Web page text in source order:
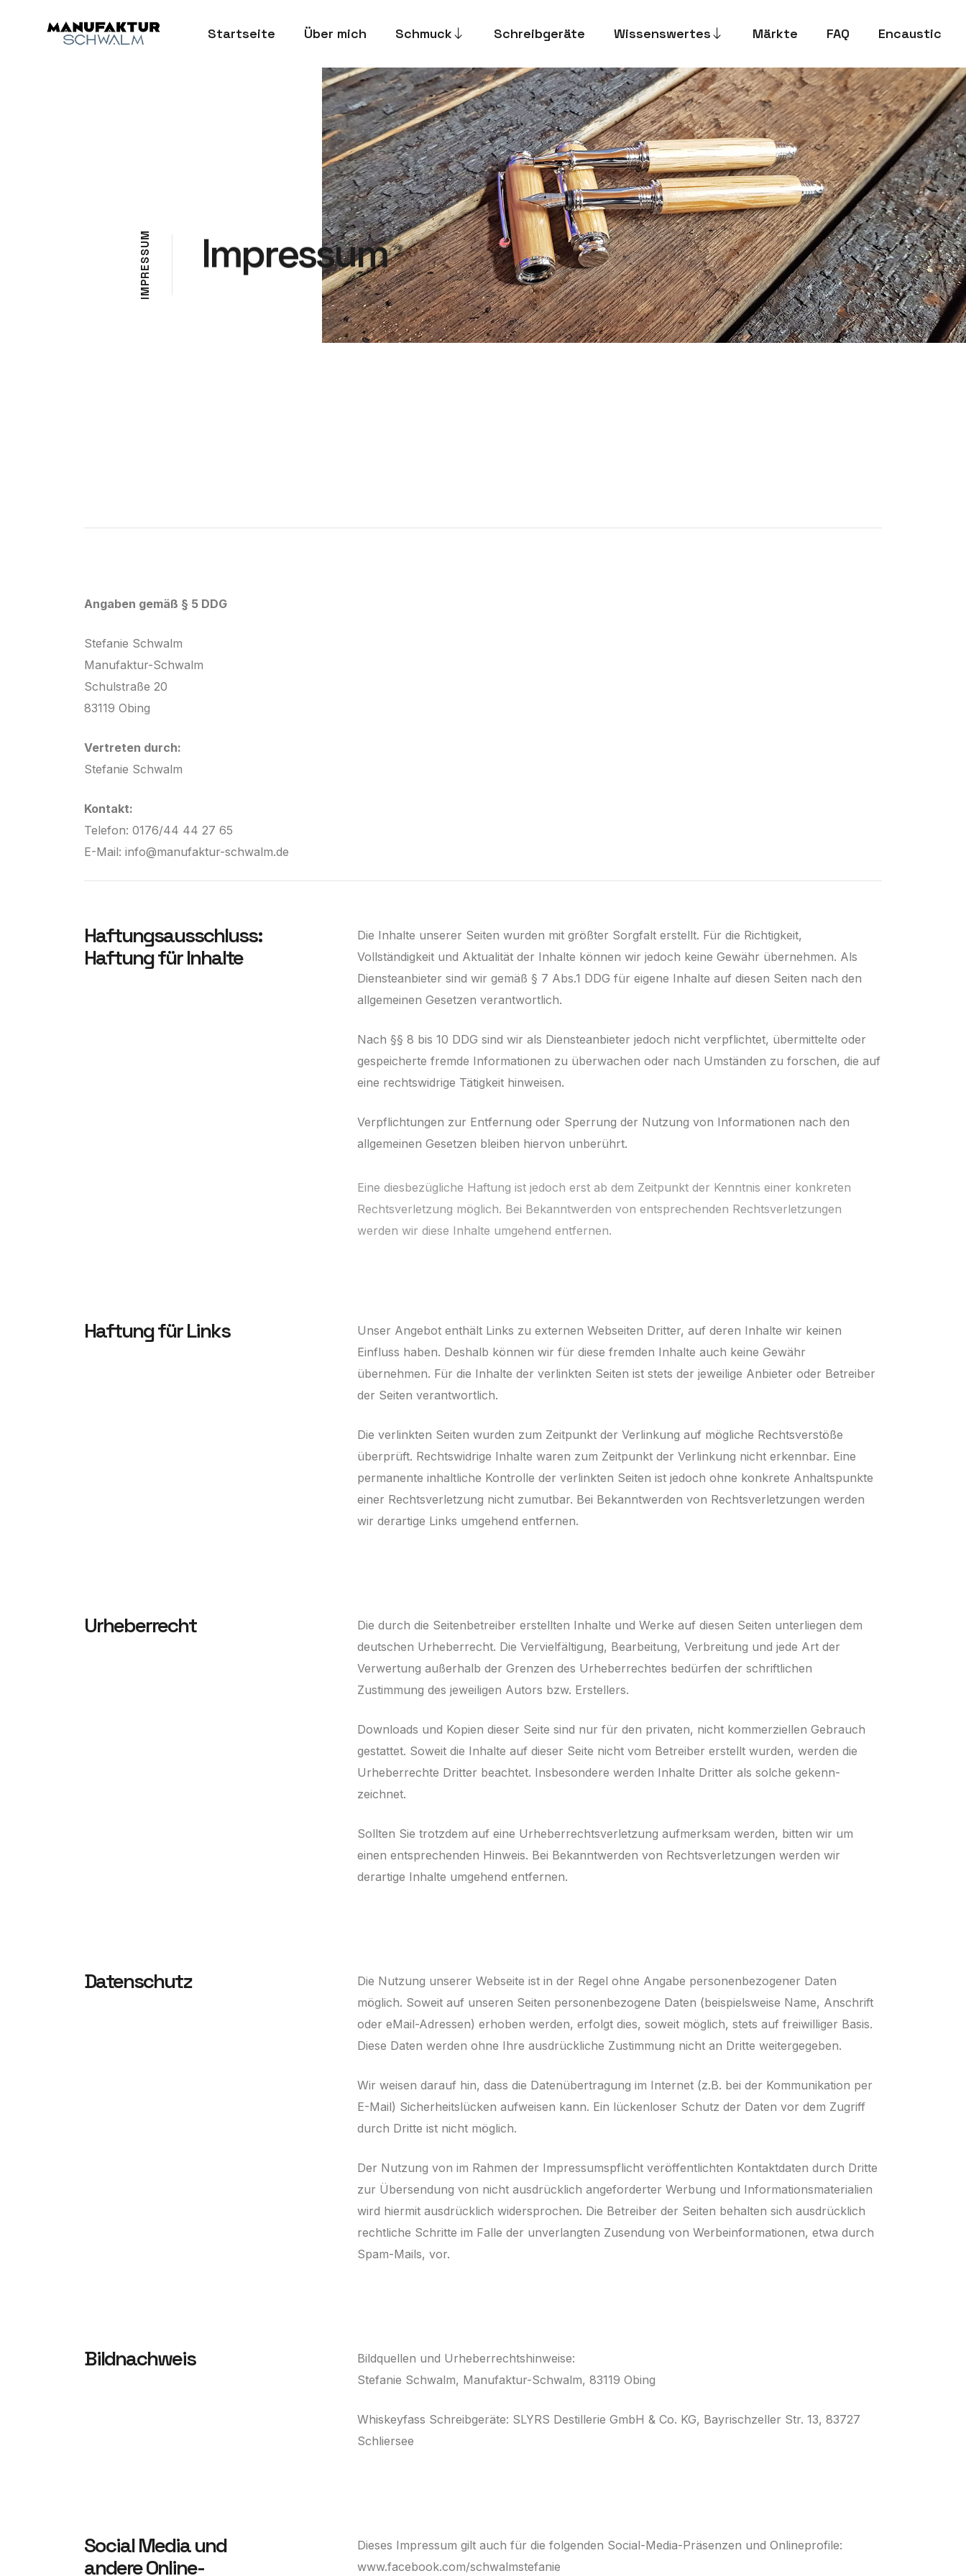
Startseite Über mich Schmuck Schreibgeräte Wissenswertes Märkte FAQ Encaustic
I
M
P
R
E
S
S
U
M Impressum
Angaben gemäß § 5 DDG
Stefanie Schwalm
Manufaktur-Schwalm
Schulstraße 20
83119 Obing
Vertreten durch:
Stefanie Schwalm
Kontakt:
Telefon: 0176/44 44 27 65
E-Mail: info@manufaktur-schwalm.de
Haftungsausschluss:
Haftung für Inhalte
Die Inhalte unserer Seiten wurden mit größter Sorgfalt erstellt. Für die Richtigkeit,
Vollständigkeit und Aktualität der Inhalte können wir jedoch keine Gewähr übernehmen. Als
Diensteanbieter sind wir gemäß § 7 Abs.1 DDG für eigene Inhalte auf diesen Seiten nach den
allgemeinen Gesetzen ver­ant­wort­lich.
Nach §§ 8 bis 10 DDG sind wir als Diensteanbieter jedoch nicht verpflichtet, übermittelte oder
ge­speicherte fremde Informationen zu über­wachen oder nach Umständen zu forschen, die auf
eine rechtswidrige Tätig­keit hin­weisen.
Verpflichtungen zur Entfernung oder Sperrung der Nutzung von In­for­mationen nach den
allgemeinen Gesetzen bleiben hiervon unberührt.
Eine diesbezügliche Haftung ist jedoch erst ab dem Zeitpunkt der Kenntnis einer konkreten
Rechtsverletzung möglich. Bei Bekanntwerden von ent­sprechenden Rechts­verletzungen
werden wir diese Inhalte umgehend entfernen.
Haftung für Links
Unser Angebot enthält Links zu externen Webseiten Dritter, auf deren Inhalte wir keinen
Einfluss haben. Deshalb können wir für diese fremden Inhalte auch keine Gewähr
übernehmen. Für die Inhalte der ver­linkten Seiten ist stets der jeweilige Anbieter oder Betreiber
der Seiten verantwortlich.
Die verlinkten Seiten wurden zum Zeitpunkt der Verlinkung auf mögliche Rechts­verstöße
überprüft. Rechtswidrige Inhalte waren zum Zeitpunkt der Ver­linkung nicht erkennbar. Eine
permanente inhaltliche Kontrolle der verlinkten Seiten ist jedoch ohne konkrete Anhaltspunkte
einer Rechts­verletzung nicht zumutbar. Bei Bekanntwerden von Rechtsverletzungen werden
wir derartige Links umgehend ent­fernen.
Urheberrecht
Die durch die Seitenbetreiber erstellten Inhalte und Werke auf diesen Seiten unterliegen dem
deutschen Ur­heber­recht. Die Vervielfältigung, Bearbeitung, Verbreitung und jede Art der
Verwertung außerhalb der Grenzen des Urheberrechtes bedürfen der schriftlichen
Zustimmung des jeweiligen Autors bzw. Erstellers.
Downloads und Kopien dieser Seite sind nur für den privaten, nicht kommerziellen Gebrauch
gestattet. Soweit die Inhalte auf dieser Seite nicht vom Betreiber erstellt wurden, werden die
Urheberrechte Dritter beachtet. Insbesondere werden Inhalte Dritter als solche ge­kenn­
zeichnet.
Sollten Sie trotzdem auf eine Urheberrechtsverletzung auf­merk­sam werden, bitten wir um
einen entsprechenden Hinweis. Bei Be­kannt­werden von Rechtsverletzungen werden wir
derartige Inhalte umgehend entfernen.
Datenschutz
Die Nutzung unserer Webseite ist in der Regel ohne Angabe per­sonen­be­zogener Daten
möglich. Soweit auf unseren Seiten personenbezogene Daten (beispielsweise Name, Anschrift
oder eMail-Adressen) erhoben werden, erfolgt dies, soweit möglich, stets auf freiwilliger Basis.
Diese Daten werden ohne Ihre ausdrückliche Zustimmung nicht an Dritte weitergegeben.
Wir weisen darauf hin, dass die Datenübertragung im Internet (z.B. bei der Kommunikation per
E-Mail) Sicherheitslücken aufweisen kann. Ein lücken­loser Schutz der Daten vor dem Zugriff
durch Dritte ist nicht möglich.
Der Nutzung von im Rahmen der Impressumspflicht veröffentlichten Kontaktdaten durch Dritte
zur Übersendung von nicht aus­drücklich angeforderter Werbung und Informationsmaterialien
wird hiermit aus­drücklich widersprochen. Die Betreiber der Seiten behalten sich aus­drücklich
rechtliche Schritte im Falle der unverlangten Zusendung von Werbeinformationen, etwa durch
Spam-Mails, vor.
Bildnachweis
Bildquellen und Urheberrechtshinweise:
Stefanie Schwalm, Manufaktur-Schwalm, 83119 Obing
Whiskeyfass Schreibgeräte: SLYRS Destillerie GmbH & Co. KG, Bayrischzeller Str. 13, 83727
Schliersee
Social Media und
andere Online­
Dieses Impressum gilt auch für die folgenden Social-Media-Präsenzen und Onlineprofile:
www.facebook.com/schwalmstefanie